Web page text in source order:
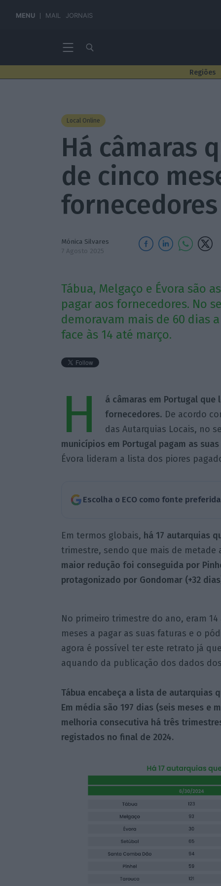
MENU MAIL JORNAIS
Regiões
Local Online
Há câmaras
de cinco
fornecedores
Mónica Silvares
7 Agosto 2025
Tábua, Melgaço e Évora são
pagar aos fornecedores. No
demoravam mais de 60 dias
face às 14 até março.
H
á câmaras em Portugal que
fornecedores. De acordo
das Autarquias Locais, no
municípios em Portugal pagam as
Évora lideram a lista dos piores
Escolha o ECO como fonte
Em termos globais, há 17 autarquias
trimestre, sendo que mais de metade
maior redução foi conseguida por
protagonizado por Gondomar (+32
No primeiro trimestre do ano, eram
meses a pagar as suas faturas e o
agora é possível ter este retrato já
aquando da publicação dos dados
Tábua encabeça a lista de autarquias
Em média são 197 dias (seis meses e
melhoria consecutiva há três
registados no final de 2024.